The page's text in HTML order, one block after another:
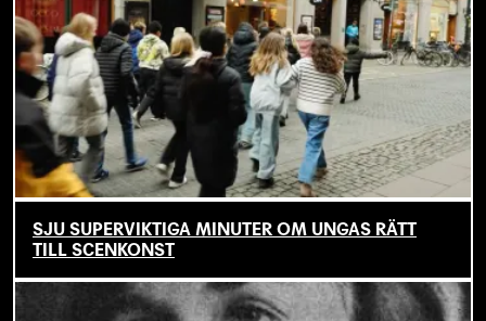
SJU SUPERVIKTIGA MINUTER OM UNGAS RÄTT
TILL SCENKONST